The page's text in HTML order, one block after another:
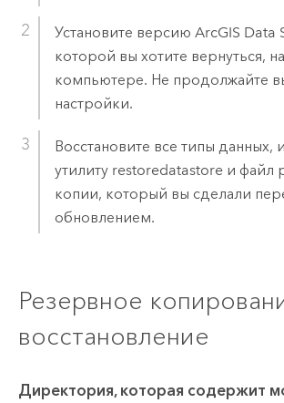
Установите версию ArcGIS Data
которой вы хотите вернуться,
компьютере. Не продолжайте
настройки.
Восстановите все типы данных,
утилиту restoredatastore и файл
копии, который вы сделали
обновлением.
Резервное
восстановление
Директория, которая содержит